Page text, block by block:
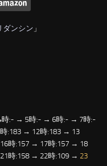
ダンシン 」
:- → 5時:- → 6時:- → 7時:-
:183 → 12時:183 → 13
時:157 → 17時:157 → 18
時:158 → 22時:109 → 23